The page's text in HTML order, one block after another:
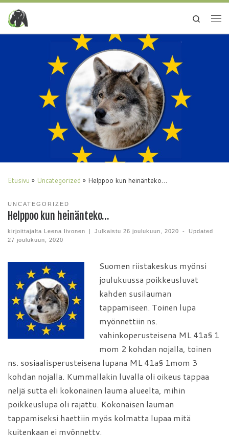
Search
Etusivu » Uncategorized » Helppoo kun heinänteko…
UNCATEGORIZED
Helppoo kun heinänteko…
kirjoittajalta Leena Iivonen | Julkaistu26 joulukuun, 2020 -
Updated
27 joulukuun, 2020
Suomen riistakeskus myönsi
joulukuussa poikkeusluvat
kahden susilauman
tappamiseen. Toinen lupa
myönnettiin ns.
vahinkoperusteisena ML 41a§ 1
mom 2 kohdan nojalla, toinen
ns. sosiaalisperusteisena lupana ML 41a§ 1mom 3
kohdan nojalla. Kummallakin luvalla oli oikeus tappaa
neljä sutta eli kokonainen lauma alueelta, mihin
poikkeuslupa oli rajattu. Kokonaisen lauman
tappamiseksi haettiin myös kolmatta lupaa mitä
kuitenkaan ei myönnetty.